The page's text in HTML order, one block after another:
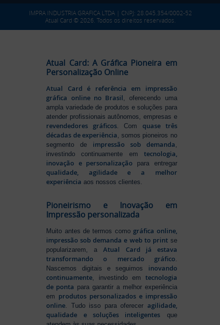
IMPRA INDUSTRIA GRAFICA LTDA | CNPJ: 28.045.354/0002-52
Atual Card © 2026. Todos os direitos reservados.
Atual Card: A Gráfica Pioneira em
Personalização Online
Atual Card é referência em impressão
gráfica online no Brasil , oferecendo uma
ampla variedade de produtos e soluções para
atender profissionais autônomos, empresas e
revendedores gráficos. Comquase três
décadas de experiência , somos pioneiros no
segmento de impressão sob demanda
investindo continuamente em tecnologia,
inovação e personalização para entregar
qualidade, agilidade e a melhor
experiência aos nossos clientes.
Pioneirismo e Inovação em
Impressão personalizada
Muito antes de termos como gráfica online,
impressão sob demanda e web to printse
popularizarem, aAtual Card já estava
transformando o mercado gráfico.
Nascemos digitais e seguimos inovando
continuamente, investindo em tecnologia
de ponta para garantir a melhor experiência
em produtos personalizados e impressão
online. Tudo isso para oferecer agilidade,
qualidade e soluções inteligentes que